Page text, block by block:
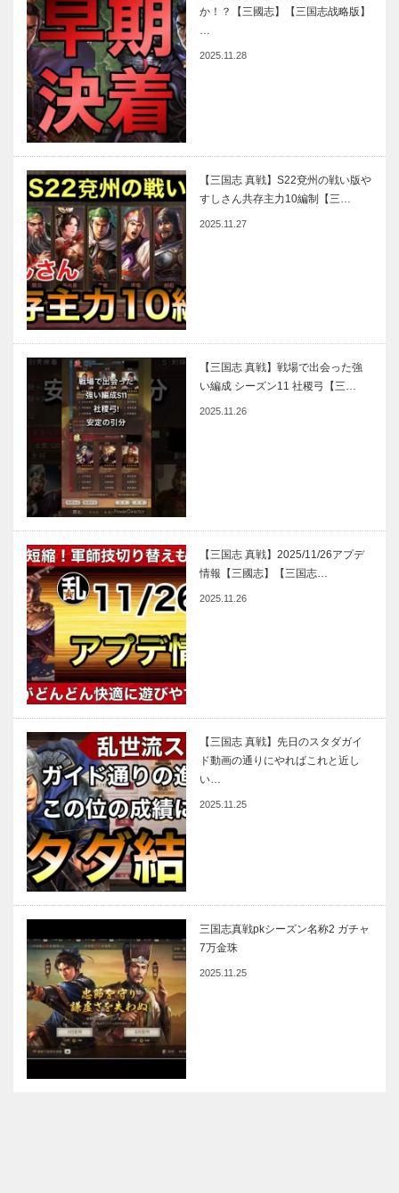
か！？【三國志】【三国志战略版】
…
2025.11.28
【三国志 真戦】S22兗州の戦い版や
すしさん共存主力10編制【三…
2025.11.27
【三国志 真戦】戦場で出会った強
い編成 シーズン11 社稷弓【三…
2025.11.26
【三国志 真戦】2025/11/26アプデ
情報【三國志】【三国志…
2025.11.26
【三国志 真戦】先日のスタダガイ
ド動画の通りにやればこれと近し
い…
2025.11.25
三国志真戦pkシーズン名称2 ガチャ
7万金珠
2025.11.25